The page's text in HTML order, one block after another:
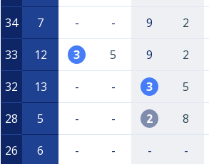
34 7 - - 9 2
33 12 3 5 9 2
32 13 - - 3 5
28 5 - - 2 8
26 6 - - - -